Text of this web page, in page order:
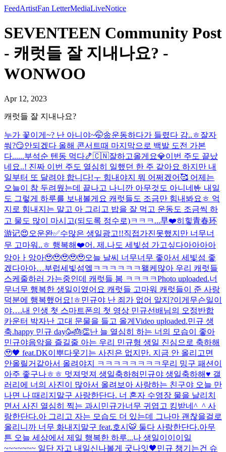
FeedArtistFan LetterMediaLiveNotice
SEVENTEEN Community Post
- 캐럿들 잘 지내나요? -
WONWOO
Apr 12, 2023
캐럿들 잘 지내나요?
누가 꽃이게~? 난 아니야~🤭🌼운동하다가 들렸다 감..ㅎ잘자
쒀?😏안되겠다 올해 콘서트때 마지막으로 백발 도전 가본
다......부석순 텐동 먹다🍤🇨🇳잘하고올게요💎이번 주도 끝났
네요..! 진짜 이번 주도 열심히 일했던 한 주 같아요 하지만 내
일부터 또 달려야 합니다!ㅜ 힘내야지 뭐 어쩌겠어🥰 어제는
오늘이 참 두려웠는데 끝나고 나니깐 아무것도 아니네🤟 내일
도 그렇게 하루를 보내볼게요 캐럿들도 조금만 힘내봐요ㅎ 억
지로 힘내지는 말고 아 그리고 밥을 잘 먹고 운동도 조금씩 하
고 물도 많이 마시고(되도록 정수로)ㅋㅋㅋ...早❤️히힣青春环
游记😍오운완✅수많은 생일광고!!직접가진못했지만 너무너
무 고마워..ㅎ 행복해❤️어. 제.나도 세빛섬 가고싶다아아아아
앙아ㅏ앙아🥹🥹🥹🥹🥹오늘 날씨 너무너무 좋아서 세빛섬 좋
겠다아아…부럽세빛섬엨ㅋㅋㅋㅋㅋㅋ왤케많아 우리 캐럿들
스케줄하러 가는중인데 캐럿들 봄 ㅋㅋㅋㅋPhoto uploaded.너
무너무 행복한 생일이였어요 캐럿들 고마워 캐럿들이 준 사랑
덕분에 행복했어요!ㅎ민규야 난 죄가 없어 알지?이게무슨일이
야….내 인생 첫 스마트폰의 첫 영상 민규선배님의 오정반합
카운터 박자난 고대 문물을 들고 올게 Video uploaded.민규 생
축.happy 민규 day🥳🎂👏난 늘 열심히 하는 너의 모습이 좋아
민규야음악을 즐길줄 아는 우리 민규형 생일 진심으로 축하해
🥹🖤 feat.DK이뿌다웃기는 사진은 없지만. 지금 안 올리고면
안올릴거같아서 올려야지 ㅋㅋㅋㅋㅋㅋㅋㅋ 우리 밍구 패션이
아주 좋구나ㅎㅎ 멋져멋져 생일축하혀 민규야 생일축하해♥️ 갤
러리에 너의 사진이 많아서 올려보아 사랑하는 친구야 오늘 만
나면 나 때리지말구 사랑한단다. 너 혼자 수영장 물을 날리치
면서 사진 열심히 찍는 과시민규가너무 귀엽고 킹받네^_^ 사
랑한단다.아 그리고 자는 모습도 더 있는데 그나마 괜찮을걸로
올리니까 너무 화내지말구 feat.호시🐯 둘다 사랑한단다.아무
튼 오늘 세상에서 제일 행복한 하루...나 생일이이이일
~~~~~~~ 일단 자고 내일신나볼게 굿나잇🖤민규 챙기는건 슈